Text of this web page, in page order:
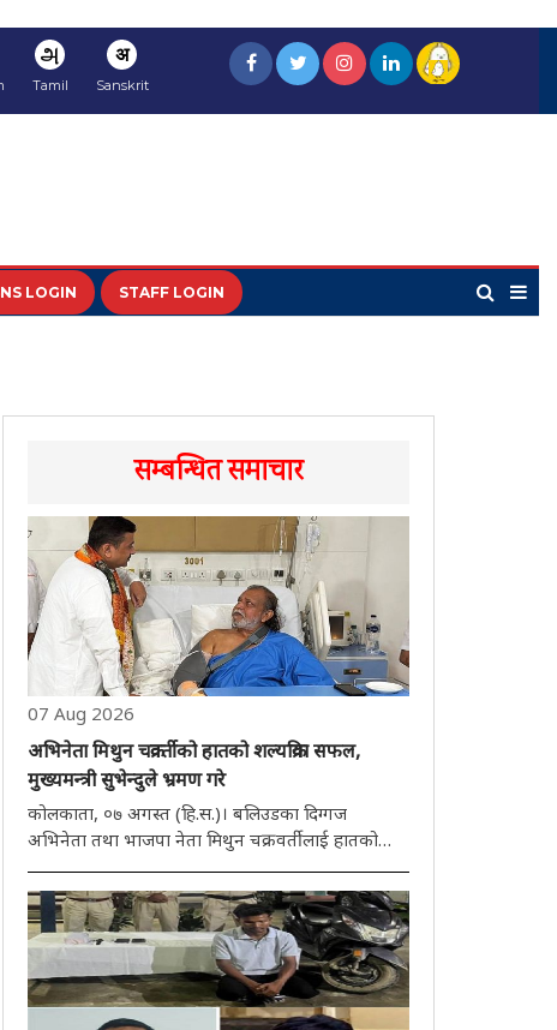
அ
Tamil
अ
Sanskrit
LOGIN STAFF LOGIN
सम्बन्धित समाचार
07 Aug 2026
अभिनेता मिथुन चक्रवर्तीको हातको शल्यक्रिया सफल,
मुख्यमन्त्री सुभेन्दुले भ्रमण गरे
कोलकाता, ०७ अगस्त (हि.स.)। बलिउडका दिग्गज
अभिनेता तथा भाजपा नेता मिथुन चक्रवर्तीलाई हातको
निजी अस्पतालमा भर्ती गरिएको छ। उनलाई बिहिवार राति
अस्पताल ल्याइयो, जहाँ विशेषज्ञ डाक्टरको देखरेखमा उनको
हातको ..